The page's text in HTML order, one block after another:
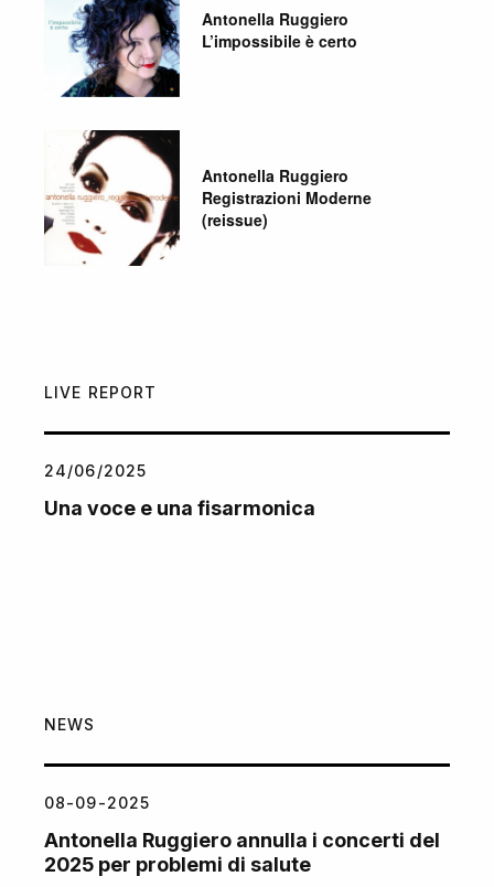
Antonella Ruggiero
L’impossibile è certo
Antonella Ruggiero
Registrazioni Moderne
(reissue)
LIVE REPORT
24/06/2025
Una voce e una fisarmonica
NEWS
08-09-2025
Antonella Ruggiero annulla i concerti del
2025 per problemi di salute